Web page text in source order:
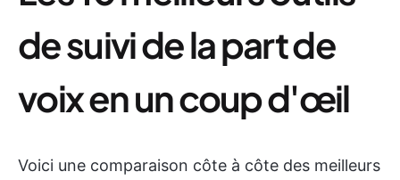
de suivi de la part de
voix en un coup d'œil
Voici une comparaison côte à côte des meilleurs